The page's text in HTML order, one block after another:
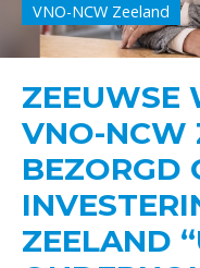
VNO-NCW Zeeland
ZEEUWSE
VNO-NCW
BEZORGD
ZEELAND